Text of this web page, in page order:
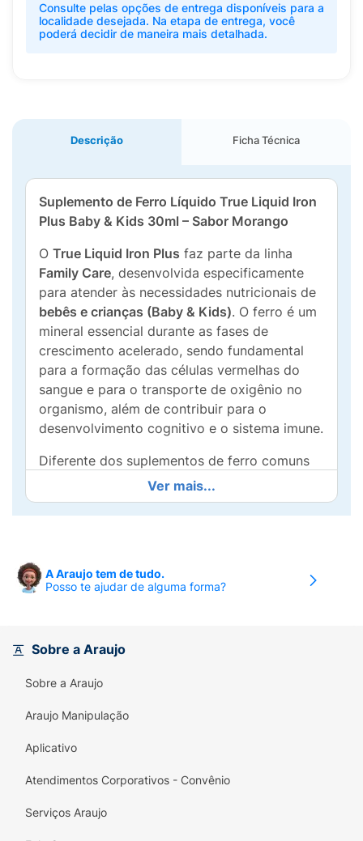
Consulte pelas opções de entrega disponíveis para a
localidade desejada. Na etapa de entrega, você
poderá decidir de maneira mais detalhada.
Descrição Ficha Técnica
Suplemento de Ferro Líquido True Liquid Iron
Plus Baby & Kids 30ml – Sabor Morango
O True Liquid Iron Plus faz parte da linha
Family Care, desenvolvida especificamente
para atender às necessidades nutricionais de
bebês e crianças (Baby & Kids). O ferro é um
mineral essencial durante as fases de
crescimento acelerado, sendo fundamental
para a formação das células vermelhas do
sangue e para o transporte de oxigênio no
organismo, além de contribuir para o
desenvolvimento cognitivo e o sistema imune.
Diferente dos suplementos de ferro comuns
que costumam ter um gosto metálico forte,
esta versão líquida possui umdelicioso sabor
natural de morango, facilitando a aceitação
permite uma dosagem precisa e uma
absorção otimizada, garantindo que o seu
segurança e pureza que a saúde infantil
morango que elimina o retrogosto metálico.
Desenvolvimento Saudável:
Ver mais...
A Araujo tem de tudo.
Posso te ajudar de alguma forma?
Sobre a Araujo
Sobre a Araujo
Araujo Manipulação
Aplicativo
Atendimentos Corporativos - Convênio
Serviços Araujo